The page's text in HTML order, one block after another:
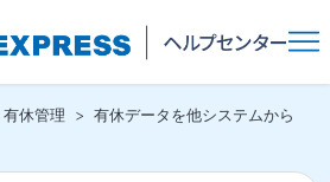
休管理
有休データを他システムから